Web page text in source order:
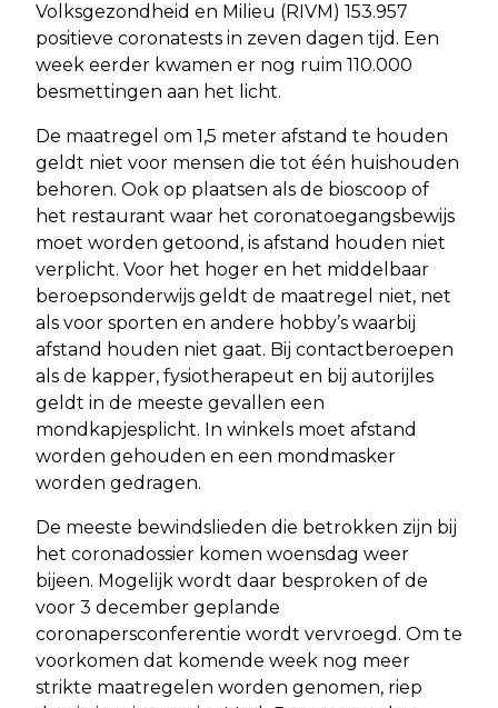
Volksgezondheid en Milieu (RIVM) 153.957
positieve coronatests in zeven dagen tijd. Een
week eerder kwamen er nog ruim 110.000
besmettingen aan het licht.
De maatregel om 1,5 meter afstand te houden
geldt niet voor mensen die tot één huishouden
behoren. Ook op plaatsen als de bioscoop of
het restaurant waar het coronatoegangsbewijs
moet worden getoond, is afstand houden niet
verplicht. Voor het hoger en het middelbaar
beroepsonderwijs geldt de maatregel niet, net
als voor sporten en andere hobby’s waarbij
afstand houden niet gaat. Bij contactberoepen
als de kapper, fysiotherapeut en bij autorijles
geldt in de meeste gevallen een
mondkapjesplicht. In winkels moet afstand
worden gehouden en een mondmasker
worden gedragen.
De meeste bewindslieden die betrokken zijn bij
het coronadossier komen woensdag weer
bijeen. Mogelijk wordt daar besproken of de
voor 3 december geplande
coronapersconferentie wordt vervroegd. Om te
voorkomen dat komende week nog meer
strikte maatregelen worden genomen, riep